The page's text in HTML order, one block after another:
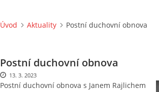
Úvod Aktuality Postní duchovní obnova
Postní duchovní obnova
Postní duchovní obnova s Janem Rajlichem
13. 3. 2023